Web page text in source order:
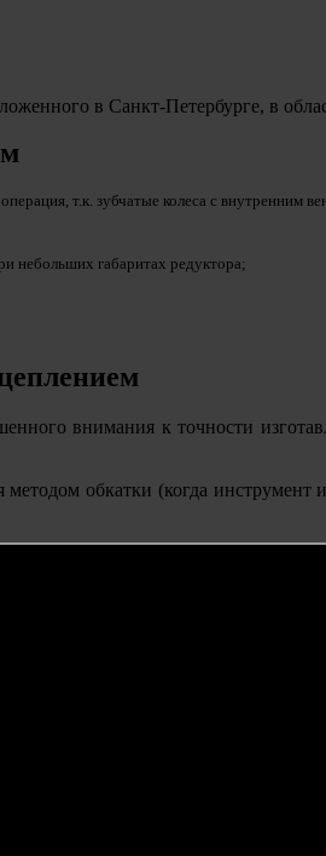
в Санкт-Петербурге, в
т.к. зубчатые колеса с внутренним
небольших габаритах редуктора;
внимания к точности
обкатки (когда